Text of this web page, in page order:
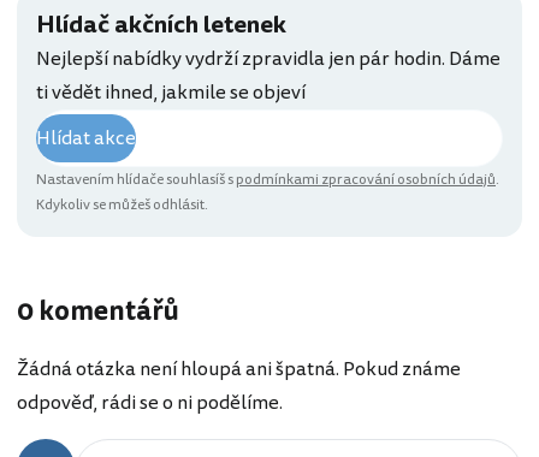
Hlídač akčních letenek
Nejlepší nabídky vydrží zpravidla jen pár hodin. Dáme
ti vědět ihned, jakmile se objeví
Hlídat akce
Nastavením hlídače souhlasíš spodmínkami zpracování osobních údajů.
Kdykoliv se můžeš odhlásit.
0 komentářů
Žádná otázka není hloupá ani špatná. Pokud známe
odpověď, rádi se o ni podělíme.